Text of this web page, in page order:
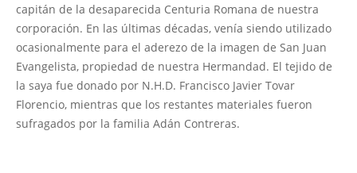
capitán de la desaparecida Centuria Romana de nuestra
corporación. En las últimas décadas, venía siendo utilizado
ocasionalmente para el aderezo de la imagen de San Juan
Evangelista, propiedad de nuestra Hermandad. El tejido de
la saya fue donado por N.H.D. Francisco Javier Tovar
Florencio, mientras que los restantes materiales fueron
sufragados por la familia Adán Contreras.